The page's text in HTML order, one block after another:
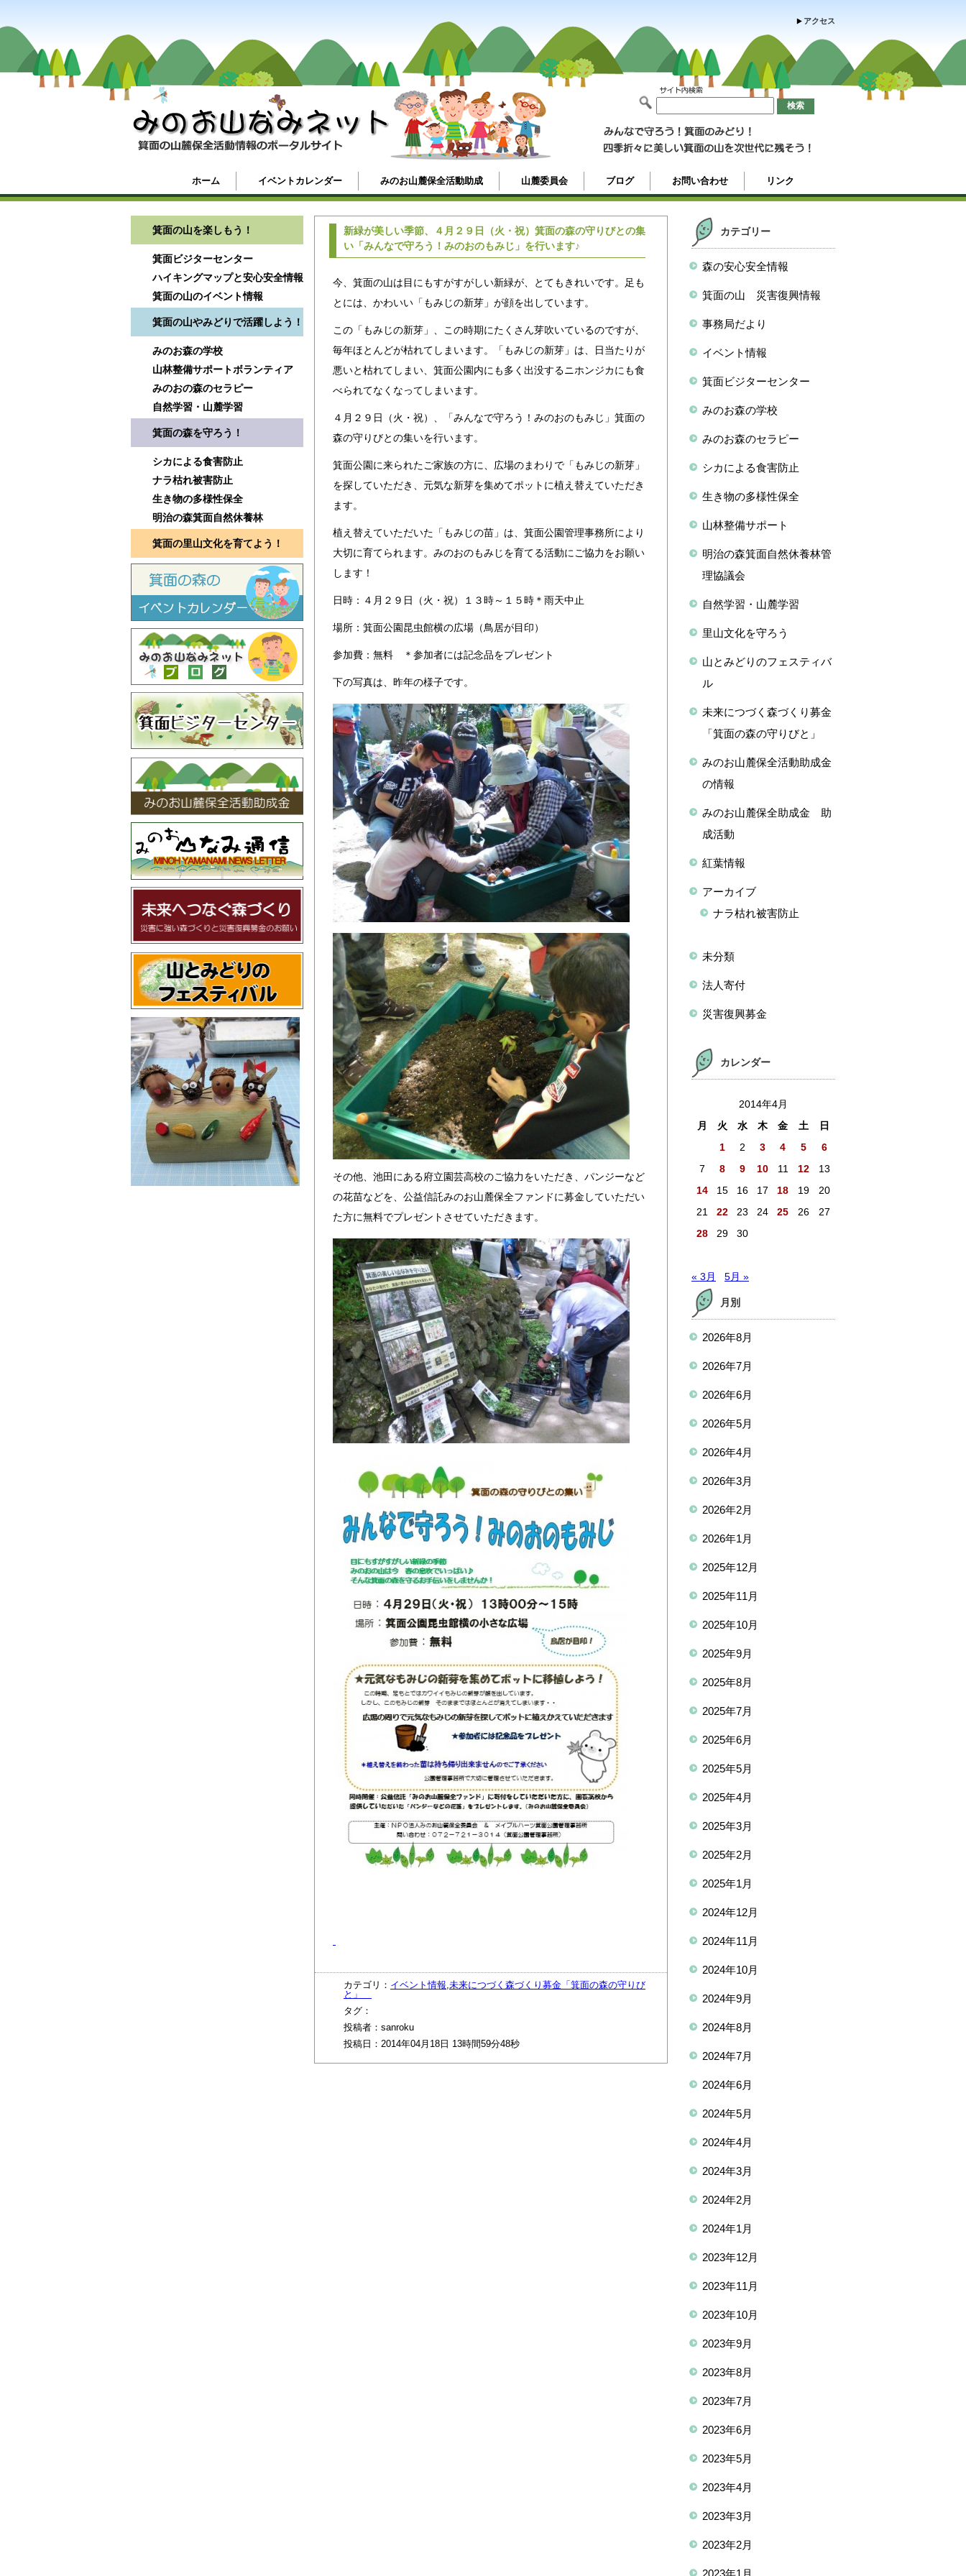
アクセス
ホーム イベントカレンダー みのお山麓保全活動助成 山麓委員会 ブログ お問い合わせ リンク
箕面の山を楽しもう！
箕面ビジターセンター
ハイキングマップと安心安全情報
箕面の山のイベント情報
箕面の山やみどりで活躍しよう！
みのお森の学校
山林整備サポートボランティア
みのおの森のセラピー
自然学習・山麓学習
箕面の森を守ろう！
シカによる食害防止
ナラ枯れ被害防止
生き物の多様性保全
明治の森箕面自然休養林
箕面の里山文化を育てよう！
新緑が美しい季節、４月２９日（火・祝）箕面の森の守りびとの集
い「みんなで守ろう！みのおのもみじ」を行います♪
今、箕面の山は目にもすがすがしい新緑が、とてもきれいです。足も
とには、かわいい「もみじの新芽」が顔を出しています。
この「もみじの新芽」、この時期にたくさん芽吹いているのですが、
毎年ほとんどが枯れてしまいます。「もみじの新芽」は、日当たりが
悪いと枯れてしまい、箕面公園内にも多く出没するニホンジカにも食
べられてなくなってしまいます。
４月２９日（火・祝）、「みんなで守ろう！みのおのもみじ」箕面の
森の守りびとの集いを行います。
箕面公園に来られたご家族の方に、広場のまわりで「もみじの新芽」
を探していただき、元気な新芽を集めてポットに植え替えていただき
ます。
植え替えていただいた「もみじの苗」は、箕面公園管理事務所により
大切に育てられます。みのおのもみじを育てる活動にご協力をお願い
します！
日時：４月２９日（火・祝）１３時～１５時＊雨天中止
場所：箕面公園昆虫館横の広場（鳥居が目印）
参加費：無料 ＊参加者には記念品をプレゼント
下の写真は、昨年の様子です。
その他、池田にある府立園芸高校のご協力をいただき、パンジーなど
の花苗などを、公益信託みのお山麓保全ファンドに募金していただい
た方に無料でプレゼントさせていただきます。
カテゴリ： イベント情報,未来につづく森づくり募金「箕面の森の守りび
と」
タグ：
投稿者：sanroku
投稿日：2014年04月18日 13時間59分48秒
カテゴリー
森の安心安全情報
箕面の山 災害復興情報
事務局だより
イベント情報
箕面ビジターセンター
みのお森の学校
みのお森のセラピー
シカによる食害防止
生き物の多様性保全
山林整備サポート
明治の森箕面自然休養林管
理協議会
自然学習・山麓学習
里山文化を守ろう
山とみどりのフェスティバ
ル
未来につづく森づくり募金
「箕面の森の守りびと」
みのお山麓保全活動助成金
の情報
みのお山麓保全助成金 助
成活動
紅葉情報
アーカイブ
ナラ枯れ被害防止
未分類
法人寄付
災害復興募金
カレンダー
2014年4月
月
火 水 木 金 土
日
1
2 3 4 5
6
7
8 9 10 11 12
13
14
15 16 17 18 19
20
21
22 23 24 25 26
27
28
29 30
« 3月 5月 »
月別
2026年8月
2026年7月
2026年6月
2026年5月
2026年4月
2026年3月
2026年2月
2026年1月
2025年12月
2025年11月
2025年10月
2025年9月
2025年8月
2025年7月
2025年6月
2025年5月
2025年4月
2025年3月
2025年2月
2025年1月
2024年12月
2024年11月
2024年10月
2024年9月
2024年8月
2024年7月
2024年6月
2024年5月
2024年4月
2024年3月
2024年2月
2024年1月
2023年12月
2023年11月
2023年10月
2023年9月
2023年8月
2023年7月
2023年6月
2023年5月
2023年4月
2023年3月
2023年2月
2023年1月